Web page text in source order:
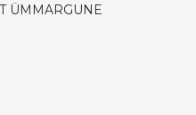
ÜMMARGUNE